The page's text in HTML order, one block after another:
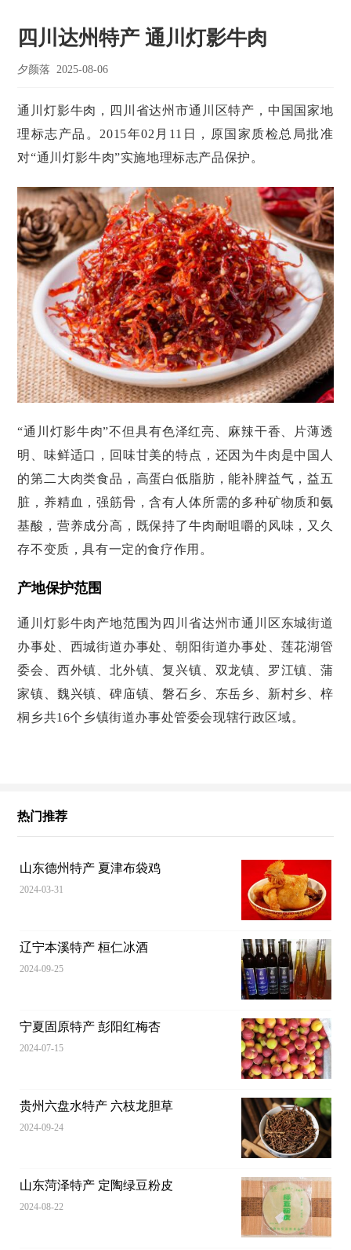
四川达州特产 通川灯影牛肉
夕颜落 2025-08-06
通川灯影牛肉，四川省达州市通川区特产，中国国家地
理标志产品。2015年02月11日，原国家质检总局批准
对“通川灯影牛肉”实施地理标志产品保护。
“通川灯影牛肉”不但具有色泽红亮、麻辣干香、片薄透
明、味鲜适口，回味甘美的特点，还因为牛肉是中国人
的第二大肉类食品，高蛋白低脂肪，能补脾益气，益五
脏，养精血，强筋骨，含有人体所需的多种矿物质和氨
基酸，营养成分高，既保持了牛肉耐咀嚼的风味，又久
存不变质，具有一定的食疗作用。
产地保护范围
通川灯影牛肉产地范围为四川省达州市通川区东城街道
办事处、西城街道办事处、朝阳街道办事处、莲花湖管
委会、西外镇、北外镇、复兴镇、双龙镇、罗江镇、蒲
家镇、魏兴镇、碑庙镇、磐石乡、东岳乡、新村乡、梓
桐乡共16个乡镇街道办事处管委会现辖行政区域。
热门推荐
山东德州特产 夏津布袋鸡
2024-03-31
辽宁本溪特产 桓仁冰酒
2024-09-25
宁夏固原特产 彭阳红梅杏
2024-07-15
贵州六盘水特产 六枝龙胆草
2024-09-24
山东菏泽特产 定陶绿豆粉皮
2024-08-22